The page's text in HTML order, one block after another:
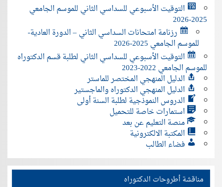
التوقيت الأسبوعي للسداسي الثاني للموسم الجامعي
2025-2026
رزنامة امتحانات السداسي الثاني – الدورة العادية-
للموسم الجامعي 2025-2026
التوقيت الأسبوعي للسداسي الثاني لطلبة قسم الدكتوراه
للموسم الجامعي 2022-2023
الدليل المنهجي المختصر للماستر
الدليل المنهجي الدكتوراه والماجستير
الدروس النموذجية لطلبة السنة أولى
استمارات خاصة للتحميل
منصة التعليم عن بعد
المكتبة الالكترونية
فضاء الطالب
مناقشة أطروحات الدكتوراه